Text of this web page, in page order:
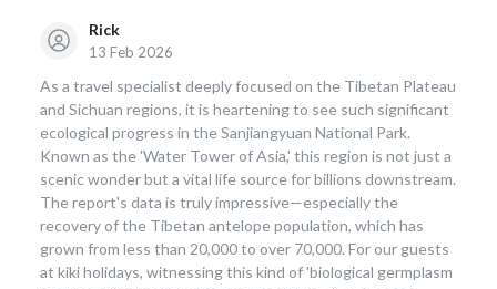
Rick
13 Feb 2026
As a travel specialist deeply focused on the Tibetan Plateau
and Sichuan regions, it is heartening to see such significant
ecological progress in the Sanjiangyuan National Park.
Known as the 'Water Tower of Asia,' this region is not just a
scenic wonder but a vital life source for billions downstream.
The report's data is truly impressive—especially the
recovery of the Tibetan antelope population, which has
grown from less than 20,000 to over 70,000. For our guests
at kiki holidays, witnessing this kind of 'biological germplasm